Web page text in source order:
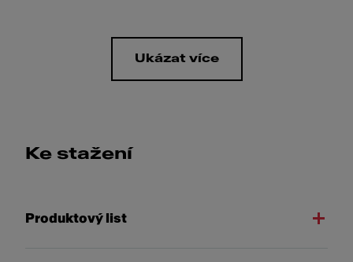
Ukázat více
Ke stažení
Produktový list